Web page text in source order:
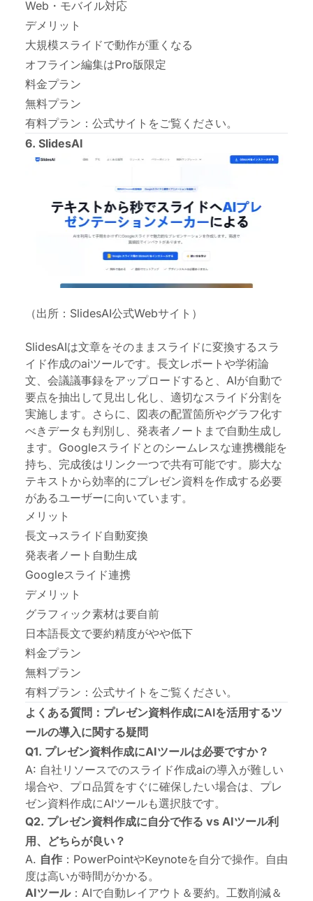
Web ・ モバイル対応
デメリット
大規模スライドで動作が重くなる
オフライン編集はPro版限定
料金プラン
無料プラン
有料プラン： 公式サイト をご覧ください。
6. SlidesAI
（出所：SlidesAI公式Webサイト）
SlidesAIは文章をそのままスライドに変換するスラ
イド作成のaiツールです。長文レポートや学術論
文、会議議事録をアップロードすると、AIが自動で
要点を抽出して見出し化し、適切なスライド分割を
実施します。さらに、図表の配置箇所やグラフ化す
べきデータも判別し、発表者ノートまで自動生成し
ます。Googleスライドとのシームレスな連携機能を
持ち、完成後はリンク一つで共有可能です。膨大な
テキストから効率的にプレゼン資料を作成する必要
があるユーザーに向いています。
メリット
長文→スライド自動変換
発表者ノート自動生成
Googleスライド連携
デメリット
グラフィック素材は要自前
日本語長文で要約精度がやや低下
料金プラン
無料プラン
有料プラン： 公式サイト をご覧ください。
よくある質問：プレゼン資料作成にAIを活用するツ
ールの導入に関する疑問
Q1. プレゼン資料作成にAIツールは必要ですか？
A: 自社リソースでのスライド作成aiの導入が難しい
場合や、プロ品質をすぐに確保したい場合は、プレ
ゼン資料作成にAIツールも選択肢です。
Q2. プレゼン資料作成に自分で作る vs AIツール利
用、どちらが良い？
A. 自作 ：PowerPointやKeynoteを自分で操作。自由
度は高いが時間がかかる。
AIツール：AIで自動レイアウト＆要約。工数削減＆